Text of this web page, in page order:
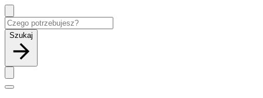
Szukaj